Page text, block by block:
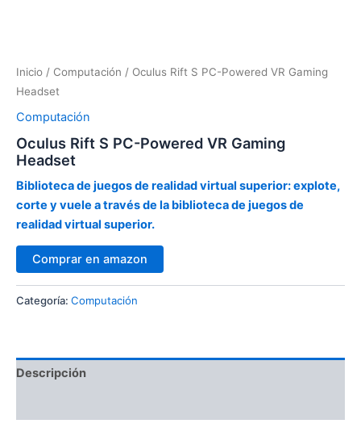
Inicio / Computación / Oculus Rift S PC-Powered VR Gaming
Headset
Computación
Oculus Rift S PC-Powered VR Gaming
Headset
Biblioteca de juegos de realidad virtual superior: explote,
corte y vuele a través de la biblioteca de juegos de
realidad virtual superior.
Comprar en amazon
Categoría: Computación
Descripción